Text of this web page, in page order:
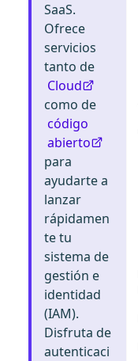
SaaS.
Ofrece
servicios
tanto de
Cloud
como de
código
abierto
para
ayudarte a
lanzar
rápidamen
te tu
sistema de
gestión e
identidad
(IAM).
Disfruta de
autenticaci